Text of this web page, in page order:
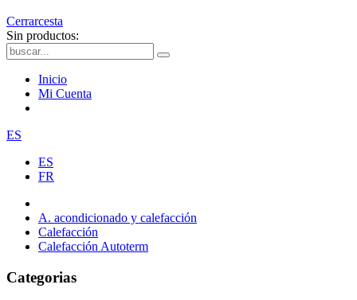
Cerrarcesta
Sin productos:
Inicio
Mi Cuenta
ES
ES
FR
A. acondicionado y calefacción
Calefacción
Calefacción Autoterm
Categorias